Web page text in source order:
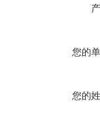
您的
您的